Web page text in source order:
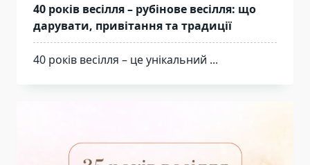
40 років весілля – рубінове весілля: що
дарувати, привітання та традиції
40 років весілля – це унікальний ...